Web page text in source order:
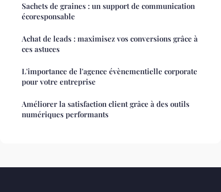
Sachets de graines : un support de communication
écoresponsable
Achat de leads : maximisez vos conversions grâce à
ces astuces
L'importance de l'agence évènementielle corporate
pour votre entreprise
Améliorer la satisfaction client grâce à des outils
numériques performants